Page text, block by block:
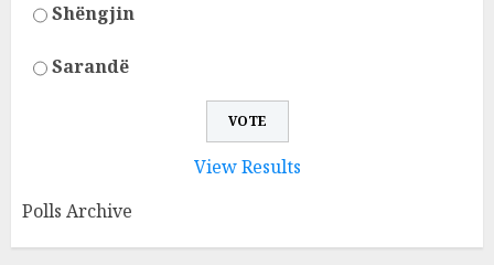
Shëngjin
Sarandë
View Results
Polls Archive